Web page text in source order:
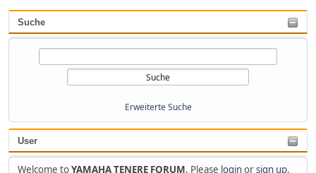
Suche
Erweiterte Suche
User
Welcome toYAMAHA TENERE FORUM. Please loginorsign up.